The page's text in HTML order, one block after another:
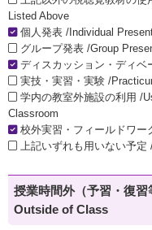
Listed Above
個人発表 /Individual
グループ発表 /Group
ディスカッション・ディベ
実技・実習・実験 /
学内の教室外施設の利用 /
Classroom
校外実習・フィールドワー
上記いずれも用いない予定
授業時間外（予習・復
Outside of Class